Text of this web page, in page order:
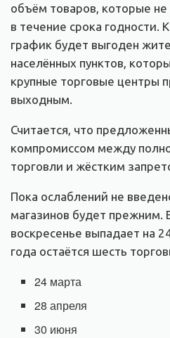
объём товаров, которые
в течение срока годности.
график будет выгоден
населённых пунктов,
крупные торговые центры
выходным.
Считается, что
компромиссом между
торговли и жёстким
Пока ослаблений не
магазинов будет
воскресенье выпадает на
года остаётся шесть
24 марта
28 апреля
30 июня